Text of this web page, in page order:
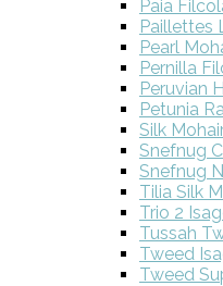
Paia
Paillettes
Pearl
Pernilla
Peruvian
Petunia
Silk
Snefnug
Snefnug
Tilia Silk
Trio 2
Tussah
Tweed
Tweed